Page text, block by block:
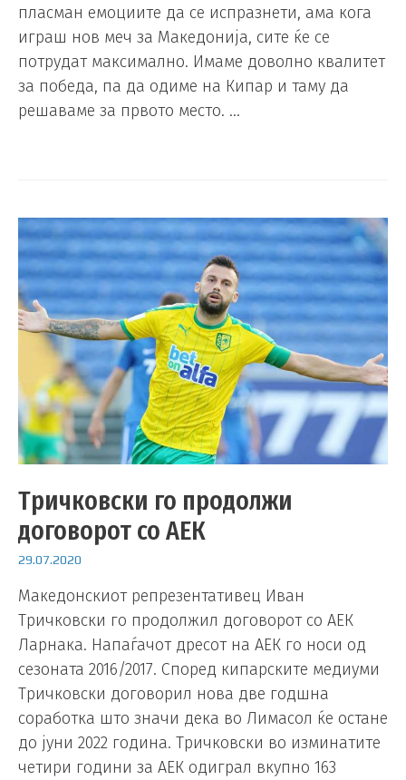
пласман емоциите да се испразнети, ама кога
играш нов меч за Македонија, сите ќе се
потрудат максимално. Имаме доволно квалитет
за победа, па да одиме на Кипар и таму да
решаваме за првото место. …
Тричковски го продолжи
договорот со АЕК
29.07.2020
Македонскиот репрезентативец Иван
Тричковски го продолжил договорот со АЕК
Ларнака. Напаѓачот дресот на АЕК го носи од
сезоната 2016/2017. Според кипарските медиуми
Тричковски договорил нова две годшна
соработка што значи дека во Лимасол ќе остане
до јуни 2022 година. Тричковски во изминатите
четири години за АЕК одиграл вкупно 163